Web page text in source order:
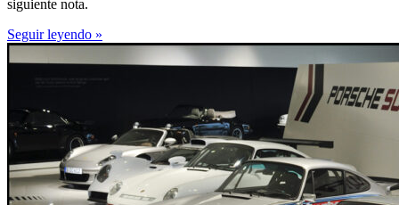
siguiente nota.
Seguir leyendo »